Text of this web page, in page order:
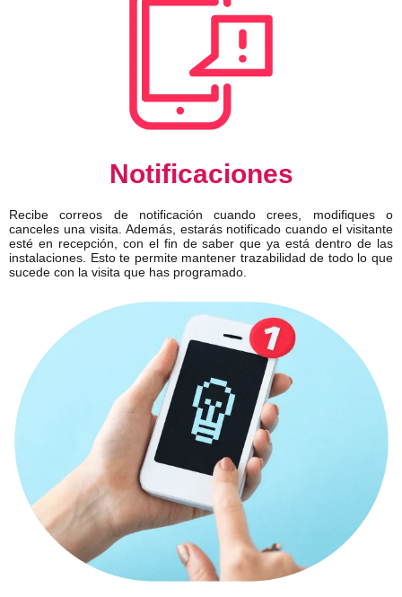
Notificaciones
Recibe correos de notificación cuando crees, modifiques o
canceles una visita. Además, estarás notificado cuando el visitante
esté en recepción, con el fin de saber que ya está dentro de las
instalaciones. Esto te permite mantener trazabilidad de todo lo que
sucede con la visita que has programado.